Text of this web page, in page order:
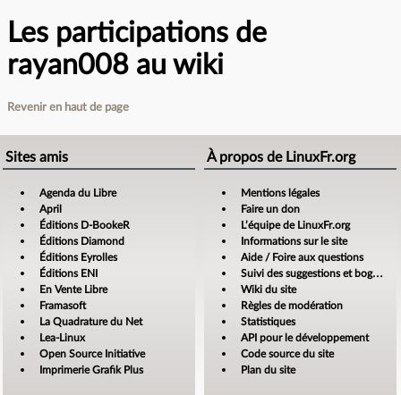
Les participations de
rayan008 au wiki
Revenir en haut de page
Sites amis
Agenda du Libre
April
Éditions D-BookeR
Éditions Diamond
Éditions Eyrolles
Éditions ENI
En Vente Libre
Framasoft
La Quadrature du Net
Lea-Linux
Open Source Initiative
Imprimerie Grafik Plus
À propos de LinuxFr.org
Mentions légales
Faire un don
L’équipe de LinuxFr.org
Informations sur le site
Aide / Foire aux questions
Suivi des suggestions et bogues
Wiki du site
Règles de modération
Statistiques
API pour le développement
Code source du site
Plan du site